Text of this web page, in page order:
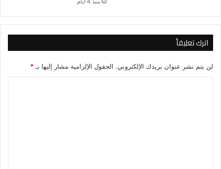
اترك تعليقاً
لن يتم نشر عنوان بريدك الإلكتروني. الحقول الإلزامية مشار إليها بـ *